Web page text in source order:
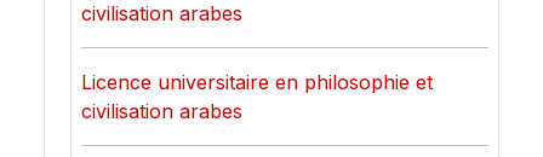
civilisation arabes
Licence universitaire en philosophie et
civilisation arabes